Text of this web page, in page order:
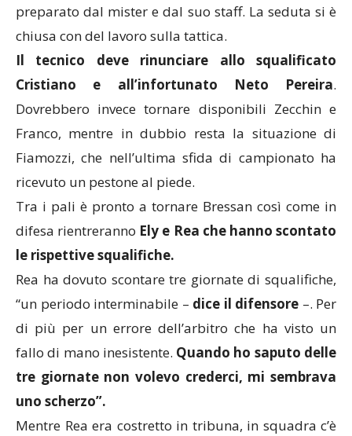
preparato dal mister e dal suo staff. La seduta si è
chiusa con del lavoro sulla tattica.
Il tecnico deve rinunciare allo squalificato
Cristiano e all’infortunato Neto Pereira.
Dovrebbero invece tornare disponibili Zecchin e
Franco, mentre in dubbio resta la situazione di
Fiamozzi, che nell’ultima sfida di campionato ha
ricevuto un pestone al piede.
Tra i pali è pronto a tornare Bressan così come in
difesa rientreranno Ely e Rea che hanno scontato
le rispettive squalifiche.
Rea ha dovuto scontare tre giornate di squalifiche,
“un periodo interminabile – dice il difensore –. Per
di più per un errore dell’arbitro che ha visto un
fallo di mano inesistente. Quando ho saputo delle
tre giornate non volevo crederci, mi sembrava
uno scherzo”.
Mentre Rea era costretto in tribuna, in squadra c’è